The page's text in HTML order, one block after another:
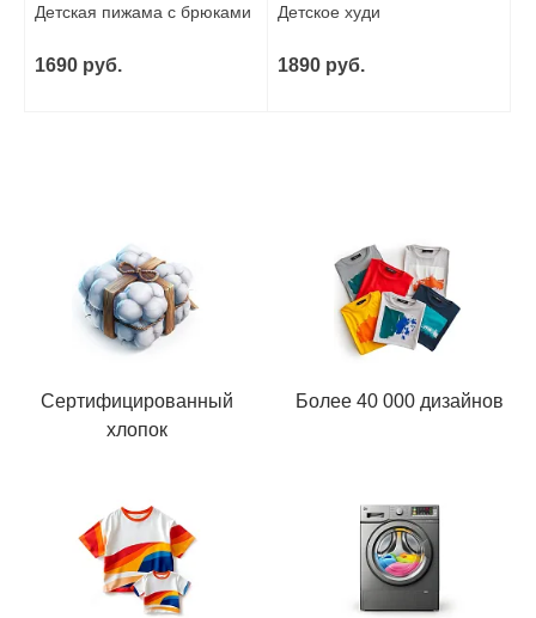
Детская пижама с брюками
1690 руб.
Детское худи
1890 руб.
Сертифицированный
хлопок
Более 40 000 дизайнов